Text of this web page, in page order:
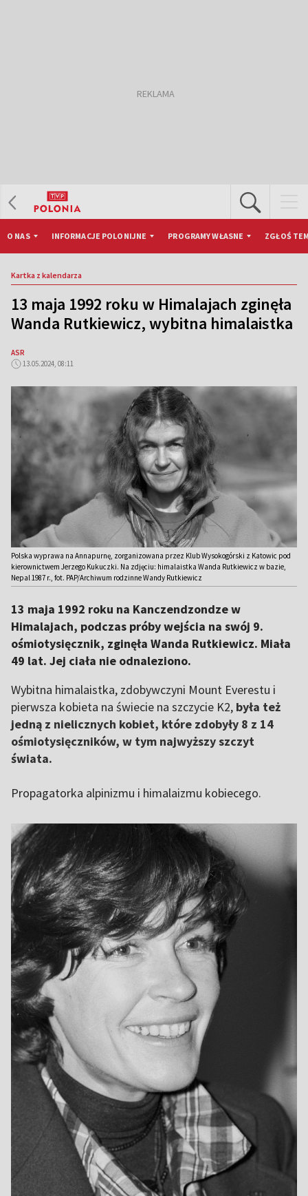
O NAS INFORMACJE POLONIJNE PROGRAMY WŁASNE ZGŁOŚ
Kartka z kalendarza
13 maja 1992 roku w Himalajach zginęła
Wanda Rutkiewicz, wybitna himalaistka
ASR
13.05.2024, 08:11
Polska wyprawa na Annapurnę, zorganizowana przez Klub Wysokogórski z Katowic pod
kierownictwem Jerzego Kukuczki. Na zdjęciu: himalaistka Wanda Rutkiewicz w bazie,
Nepal 1987 r., fot. PAP/Archiwum rodzinne Wandy Rutkiewicz
13 maja 1992 roku na Kanczendzondze w
Himalajach, podczas próby wejścia na swój 9.
ośmiotysięcznik, zginęła Wanda Rutkiewicz. Miała
49 lat. Jej ciała nie odnaleziono.
Wybitna himalaistka, zdobywczyni Mount Everestu i
pierwsza kobieta na świecie na szczycie K2, była też
jedną z nielicznych kobiet, które zdobyły 8 z 14
ośmiotysięczników, w tym najwyższy szczyt
świata.
Propagatorka alpinizmu i himalaizmu kobiecego.